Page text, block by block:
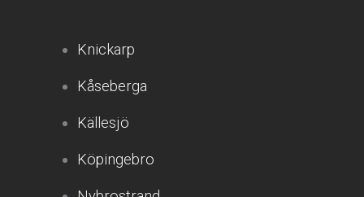
Knickarp
Kåseberga
Källesjö
Köpingebro